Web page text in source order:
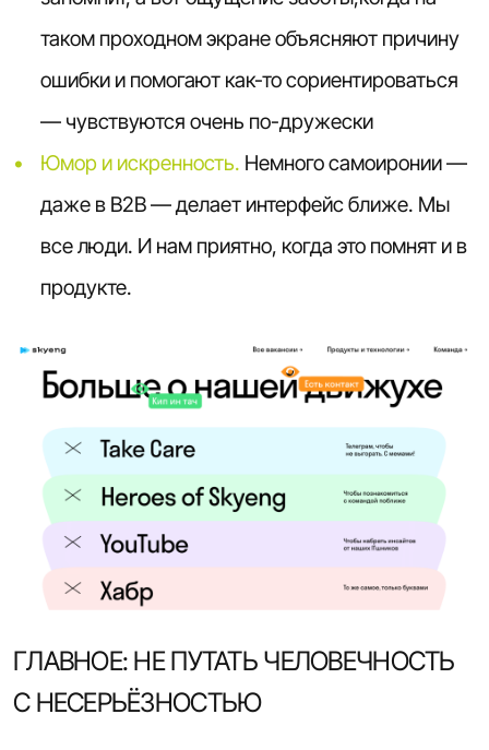
таком проходном экране объясняют причину
ошибки и помогают как-то сориентироваться
— чувствуются очень по-дружески
Юмор и искренность. Немного самоиронии —
даже в B2B — делает интерфейс ближе. Мы
все люди. И нам приятно, когда это помнят и в
продукте.
ГЛАВНОЕ: НЕ ПУТАТЬ ЧЕЛОВЕЧНОСТЬ
С НЕСЕРЬЁЗНОСТЬЮ